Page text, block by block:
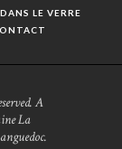
DANS LE VERRE
A
La